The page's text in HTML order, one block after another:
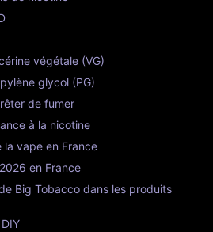
végétale (VG)
glycol (PG)
de fumer
à la nicotine
la vape en France
en France
Big Tobacco dans les produits